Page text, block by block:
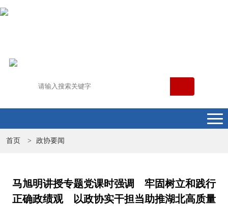
首页 > 政协要闻
马旭明讲授专题党课时强调 牢固树立和践行
正确政绩观 以政协实干担当助推湖北高质量